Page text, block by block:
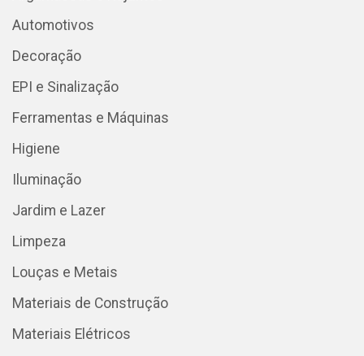
Automotivos
Decoração
EPI e Sinalização
Ferramentas e Máquinas
Higiene
Iluminação
Jardim e Lazer
Limpeza
Louças e Metais
Materiais de Construção
Materiais Elétricos